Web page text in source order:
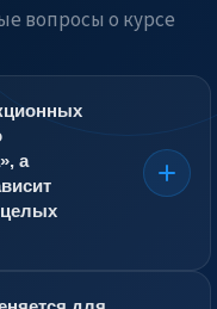
вопросы о курсе
а
целых
имеющих